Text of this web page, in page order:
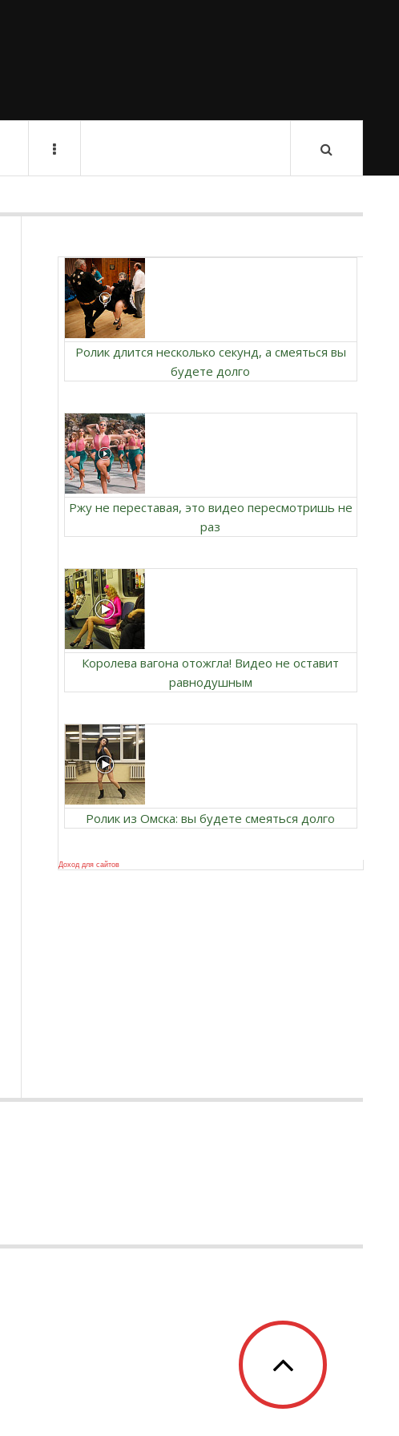
Ролик длится несколько секунд, а смеяться вы
будете долго
Ржу не переставая, это видео пересмотришь не
раз
Королева вагона отожгла! Видео не оставит
равнодушным
Ролик из Омска: вы будете смеяться долго
Доход для сайтов